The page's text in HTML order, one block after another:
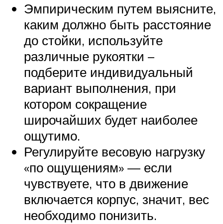
Эмпирическим путем выясните,
каким должно быть расстояние
до стойки, используйте
различные рукоятки –
подберите индивидуальный
вариант выполнения, при
котором сокращение
широчайших будет наиболее
ощутимо.
Регулируйте весовую нагрузку
«по ощущениям» — если
чувствуете, что в движение
включается корпус, значит, вес
необходимо понизить.